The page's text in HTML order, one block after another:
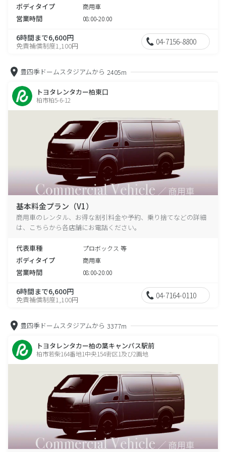
ボディタイプ 商用車
営業時間 08:00-20:00
6時間まで6,600円
免責補償制度1,100円 04-7156-8800
豊四季ドームスタジアムから 2405m
トヨタレンタカー柏東口
柏市柏5-6-12
基本料金プラン（V1）
商用車のレンタル、お得な割引料金や予約、乗り捨てなどの詳細
は、こちらから各店舗にお電話ください。
代表車種 プロボックス 等
ボディタイプ 商用車
営業時間 08:00-20:00
6時間まで6,600円
免責補償制度1,100円 04-7164-0110
豊四季ドームスタジアムから 3377m
トヨタレンタカー柏の葉キャンパス駅前
柏市若柴164番地1中央154街区1及び2画地